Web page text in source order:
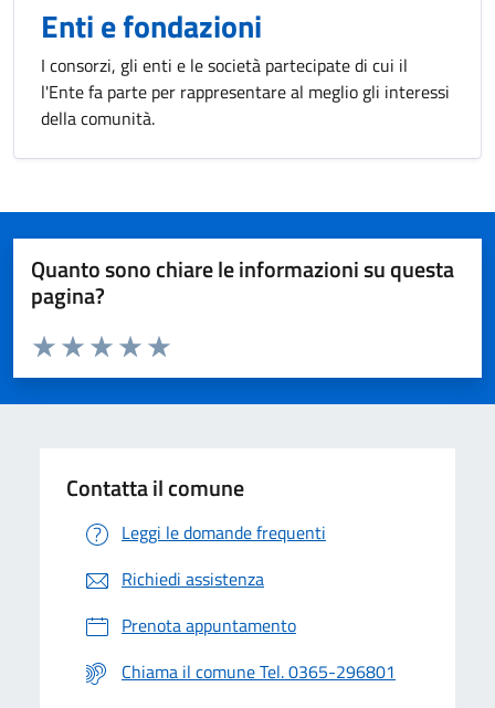
Enti e fondazioni
I consorzi, gli enti e le società partecipate di cui il
l'Ente fa parte per rappresentare al meglio gli interessi
della comunità.
Quanto sono chiare le informazioni su questa
pagina?
Valuta da 1 a 5 stelle la pagina
Valuta 5 stelle su 5
Valuta 4 stelle su 5
Valuta 3 stelle su 5
Valuta 2 stelle su 5
Valuta 1 stelle su 5
Contatta il comune
Leggi le domande frequenti
Richiedi assistenza
Prenota appuntamento
Chiama il comune Tel. 0365-296801